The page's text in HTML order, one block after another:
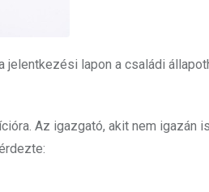
jelentkezési lapon a családi
Az igazgató, akit nem igazán